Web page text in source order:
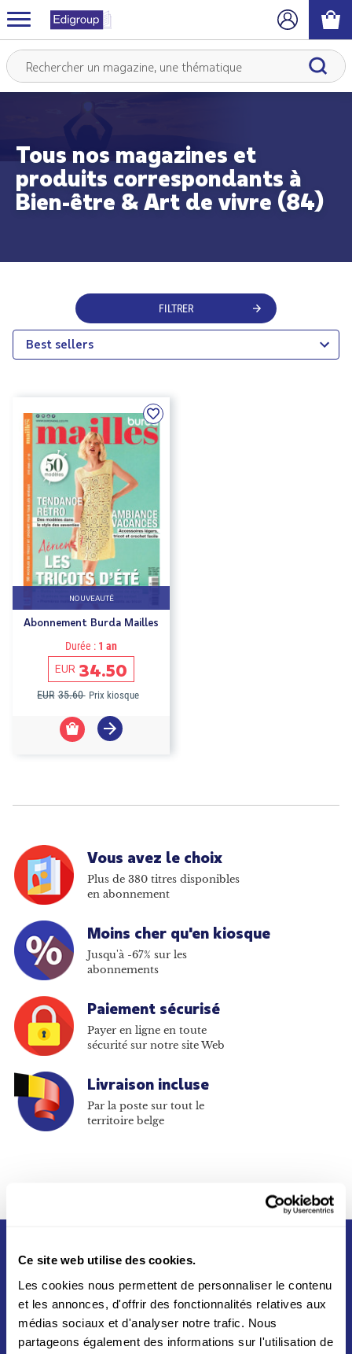
Ce site web utilise des cookies.
Les cookies nous permettent de personnaliser le contenu
et les annonces, d'offrir des fonctionnalités relatives aux
médias sociaux et d'analyser notre trafic. Nous
partageons également des informations sur l'utilisation de
Tous nos magazines et
produits correspondants à
Bien-être & Art de vivre (84)
FILTRER
Best sellers
NOUVEAUTÉ
Abonnement Burda Mailles
Durée : 1 an
EUR 34.50
EUR 35.60 Prix kiosque
Vous avez le choix
Plus de 380 titres disponibles
en abonnement
Moins cher qu'en kiosque
Jusqu'à -67% sur les
abonnements
Paiement sécurisé
Payer en ligne en toute
sécurité sur notre site Web
Livraison incluse
Par la poste sur tout le
territoire belge